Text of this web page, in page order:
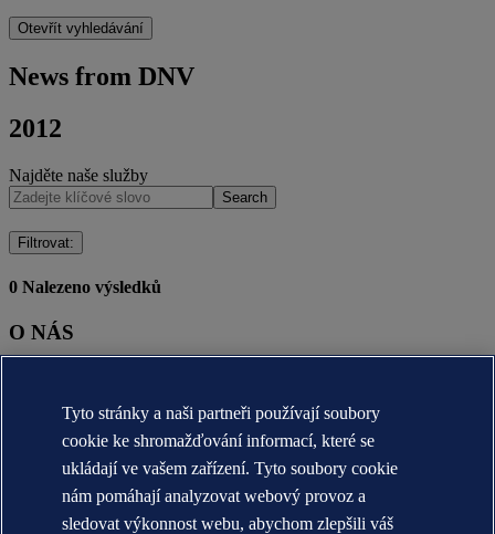
Otevřít vyhledávání
News from DNV
2012
Najděte naše služby
Search
Filtrovat:
0 Nalezeno výsledků
O NÁS
Stručná historie (globální)
Annual reports
KONTAKT:
Seznamte se s týmem DNV
Tyto stránky a naši partneři používají soubory
cookie ke shromažďování informací, které se
ukládají ve vašem zařízení. Tyto soubory cookie
nám pomáhají analyzovat webový provoz a
sledovat výkonnost webu, abychom zlepšili váš